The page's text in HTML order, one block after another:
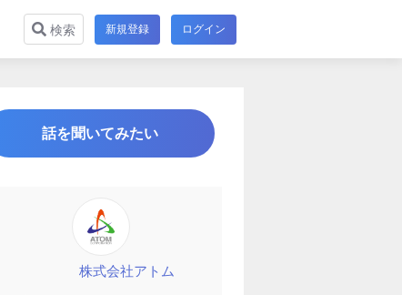
検索 新規登録 ログイン
話を聞いてみたい
株式会社アトム